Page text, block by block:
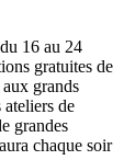
16 au 24
gratuites de
aux grands
de
grandes
chaque soir